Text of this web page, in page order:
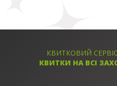
КВИТКОВИЙ
КВИТКИ НА ВСІ